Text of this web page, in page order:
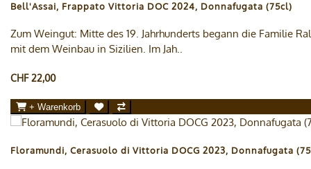
Bell'Assai, Frappato Vittoria DOC 2024, Donnafugata (75cl)
Zum Weingut: Mitte des 19. Jahrhunderts begann die Familie
mit dem Weinbau in Sizilien. Im Jah..
CHF 22,00
+ Warenkorb
Floramundi, Cerasuolo di Vittoria DOCG 2023, Donnafugata